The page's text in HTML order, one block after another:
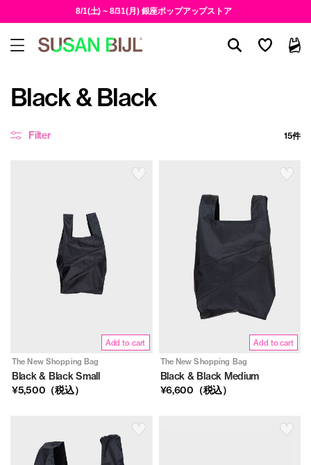
8/1(土) ~ 8/31(月) 銀座ポップアップストア
Black & Black
Filter 15件
Add to cart
The New Shopping Bag
Black & Black Small
¥5,500（税込）
Add to cart
The New Shopping Bag
Black & Black Medium
¥6,600（税込）